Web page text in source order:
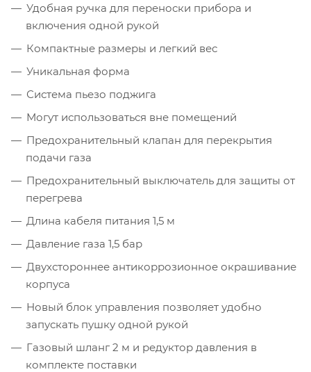
Удобная ручка для переноски прибора и
включения одной рукой
Компактные размеры и легкий вес
Уникальная форма
Система пьезо поджига
Могут использоваться вне помещений
Предохранительный клапан для перекрытия
подачи газа
Предохранительный выключатель для защиты от
перегрева
Длина кабеля питания 1,5 м
Давление газа 1,5 бар
Двухстороннее антикоррозионное окрашивание
корпуса
Новый блок управления позволяет удобно
запускать пушку одной рукой
Газовый шланг 2 м и редуктор давления в
комплекте поставки